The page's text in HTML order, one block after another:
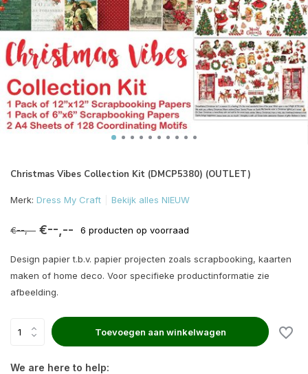
Christmas Vibes Collection Kit (DMCP5380) (OUTLET)
Merk: Dress My Craft Bekijk alles NIEUW
€--,-- €--,-- 6 producten op voorraad
Design papier t.b.v. papier projecten zoals scrapbooking, kaarten
maken of home deco. Voor specifieke productinformatie zie
afbeelding.
Toevoegen aan winkelwagen
We are here to help: